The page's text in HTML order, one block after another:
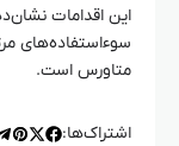
این اقدامات
سوءاستفاده‌های
متاورس است.
اشتراک‌ها: